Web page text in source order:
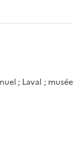
; Laval ; musée